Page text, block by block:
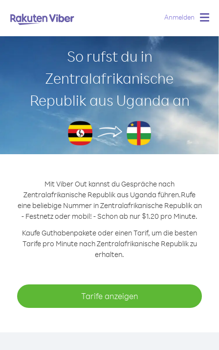
Anmelden
So rufst du in
Zentralafrikanische
Republik aus Uganda an
Mit Viber Out kannst du Gespräche nach
Zentralafrikanische Republik aus Uganda führen.Rufe
eine beliebige Nummer in Zentralafrikanische Republik an
- Festnetz oder mobil! - Schon ab nur $1.20 pro Minute.
Kaufe Guthabenpakete oder einen Tarif, um die besten
Tarife pro Minute nach Zentralafrikanische Republik zu
erhalten.
Tarife anzeigen